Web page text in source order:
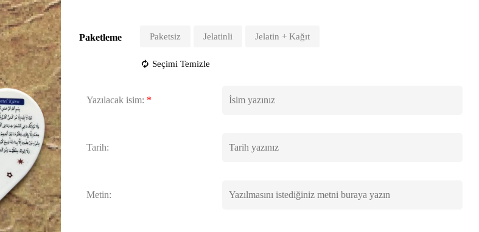
Paketleme Paketsiz Jelatinli Jelatin + Kağıt
Seçimi Temizle
Yazılacak isim: *
Tarih:
Metin: